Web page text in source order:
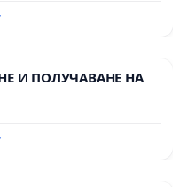
И ПОЛУЧАВАНЕ НА